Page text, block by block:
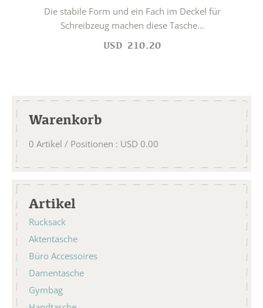
Die stabile Form und ein Fach im Deckel für
Schreibzeug machen diese Tasche...
USD 210.20
Warenkorb
0 Artikel / Positionen : USD 0.00
Artikel
Rucksack
Aktentasche
Büro Accessoires
Damentasche
Gymbag